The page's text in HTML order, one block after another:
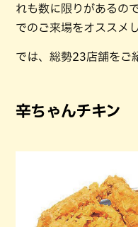
れも数に限りがあるの
でのご来場をオススメし
では、総勢23店舗をご
辛ちゃんチキン